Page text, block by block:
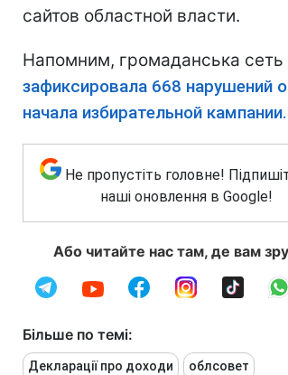
сайтов областной власти.
Напомним, громаданська сеть
зафиксировала 668 нарушений
начала избирательной кампании.
Не пропустіть головне!
наші оновлення в Google!
Або читайте нас там, де вам
Більше по темі:
Декларації про доходи облсовет